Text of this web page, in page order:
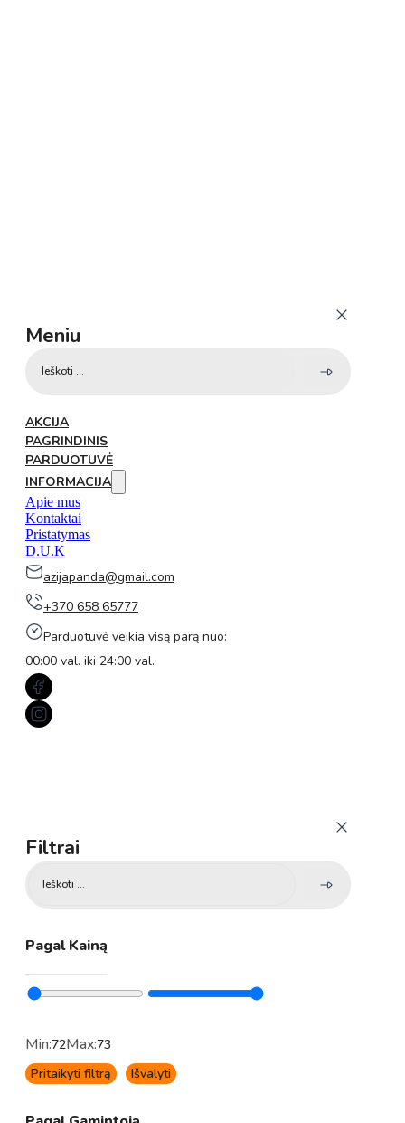
Meniu
AKCIJA
PAGRINDINIS
PARDUOTUVĖ
INFORMACIJA
Apie mus
Kontaktai
Pristatymas
D.U.K
azijapanda@gmail.com
+370 658 65777
Parduotuvė veikia visą parą nuo:
00:00 val. iki 24:00 val.
Filtrai
Search
Pagal Kainą
Min:72Max:73
Pritaikyti filtrą
Išvalyti